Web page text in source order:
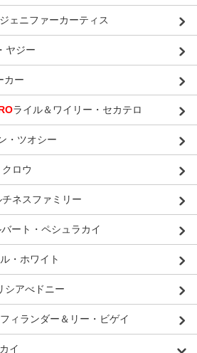
ジェニファーカーティス
ヤジー
カー
ライル＆ワイリー・セカテロ
・ツオシー
ロウ
チネスファミリー
バート・ペシュラカイ
・ホワイト
シアべドニー
フィランダー＆リー・ビゲイ
イ